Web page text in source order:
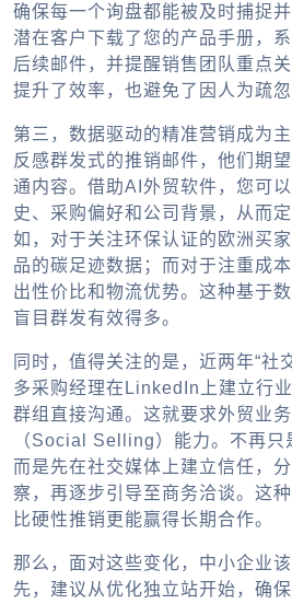
确保每一个询盘都能被及时捕捉
潜在客户下载了您的产品手册，
后续邮件，并提醒销售团队重点
提升了效率，也避免了因人为疏忽
第三，数据驱动的精准营销成为
反感群发式的推销邮件，他们期
通内容。借助AI外贸软件，您可
史、采购偏好和公司背景，从而
如，对于关注环保认证的欧洲买
品的碳足迹数据；而对于注重成
出性价比和物流优势。这种基于
盲目群发有效得多。
同时，值得关注的是，近两年“社
多采购经理在LinkedIn上建立行
群组直接沟通。这就要求外贸业
（Social Selling）能力。不再只
而是先在社交媒体上建立信任，
察，再逐步引导至商务洽谈。这
比硬性推销更能赢得长期合作。
那么，面对这些变化，中小企业
先，建议从优化独立站开始，确